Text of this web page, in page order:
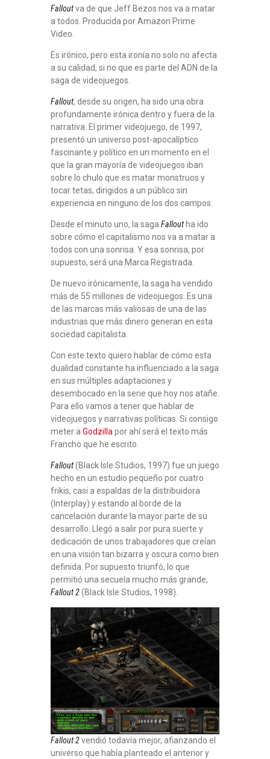
Falloutva de que Jeff Bezos nos va a matar
a todos. Producida por Amazon Prime
Video.
Es irónico, pero esta ironía no solo no afecta
a su calidad, si no que es parte del ADN de la
saga de videojuegos.
Fallout, desde su origen, ha sido una obra
profundamente irónica dentro y fuera de la
narrativa. El primer videojuego, de 1997,
presentó un universo post-apocalíptico
fascinante y político en un momento en el
que la gran mayoría de videojuegos iban
sobre lo chulo que es matar monstruos y
tocar tetas, dirigidos a un público sin
experiencia en ninguno de los dos campos.
Desde el minuto uno, la sagaFallout ha ido
sobre cómo el capitalismo nos va a matar a
todos con una sonrisa. Y esa sonrisa, por
supuesto, será una Marca Registrada.
De nuevo irónicamente, la saga ha vendido
más de 55 millones de videojuegos. Es una
de las marcas más valiosas de una de las
industrias que más dinero generan en esta
sociedad capitalista.
Con este texto quiero hablar de cómo esta
dualidad constante ha influenciado a la saga
en sus múltiples adaptaciones y
desembocado en la serie que hoy nos atañe.
Para ello vamos a tener que hablar de
videojuegos y narrativas políticas. Si consigo
meter aGodzillapor ahí será el texto más
Francho que he escrito.
Fallout(Black Isle Studios, 1997) fue un juego
hecho en un estudio pequeño por cuatro
frikis, casi a espaldas de la distribuidora
(Interplay) y estando al borde de la
cancelación durante la mayor parte de su
desarrollo. Llegó a salir por pura suerte y
dedicación de unos trabajadores que creían
en una visión tan bizarra y oscura como bien
definida. Por supuesto triunfó, lo que
permitió una secuela mucho más grande,
Fallout 2(Black Isle Studios, 1998).
Fallout 2vendió todavía mejor, afianzando el
universo que había planteado el anterior y